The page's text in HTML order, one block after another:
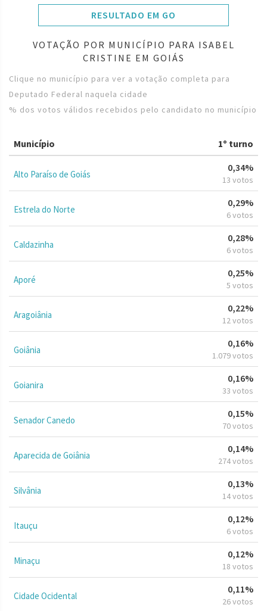
RESULTADO EM GO
VOTAÇÃO POR MUNICÍPIO PARA ISABEL
CRISTINE EM GOIÁS
Clique no município para ver a votação completa para
Deputado Federal naquela cidade
% dos votos válidos recebidos pelo candidato no município
Município 1º turno
Alto Paraíso de Goiás
0,34%
13 votos
Estrela do Norte
0,29%
6 votos
Caldazinha
0,28%
6 votos
Aporé
0,25%
5 votos
Aragoiânia
0,22%
12 votos
Goiânia
0,16%
1.079 votos
Goianira
0,16%
33 votos
Senador Canedo
0,15%
70 votos
Aparecida de Goiânia
0,14%
274 votos
Silvânia
0,13%
14 votos
Itauçu
0,12%
6 votos
Minaçu
0,12%
18 votos
Cidade Ocidental
0,11%
26 votos